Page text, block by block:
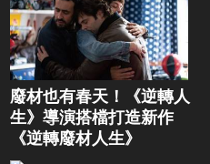
廢材也有春天！《逆轉人
生》導演搭檔打造新作
《逆轉廢材人生》